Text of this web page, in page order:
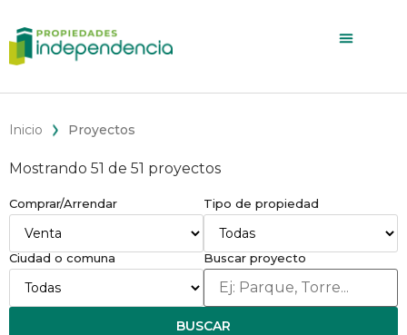
Inicio Proyectos
Mostrando 51 de 51 proyectos
Comprar/Arrendar Tipo de propiedad
Ciudad o comuna Buscar proyecto
BUSCAR